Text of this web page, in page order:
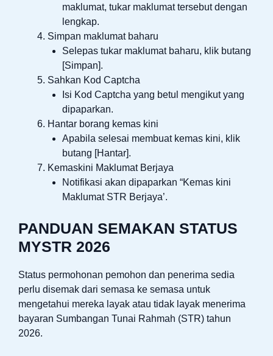
maklumat, tukar maklumat tersebut dengan
lengkap.
Simpan maklumat baharu
Selepas tukar maklumat baharu, klik butang
[Simpan].
Sahkan Kod Captcha
Isi Kod Captcha yang betul mengikut yang
dipaparkan.
Hantar borang kemas kini
Apabila selesai membuat kemas kini, klik
butang [Hantar].
Kemaskini Maklumat Berjaya
Notifikasi akan dipaparkan “Kemas kini
Maklumat STR Berjaya’.
PANDUAN SEMAKAN STATUS
MYSTR 2026
Status permohonan pemohon dan penerima sedia
perlu disemak dari semasa ke semasa untuk
mengetahui mereka layak atau tidak layak menerima
bayaran Sumbangan Tunai Rahmah (STR) tahun
2026.